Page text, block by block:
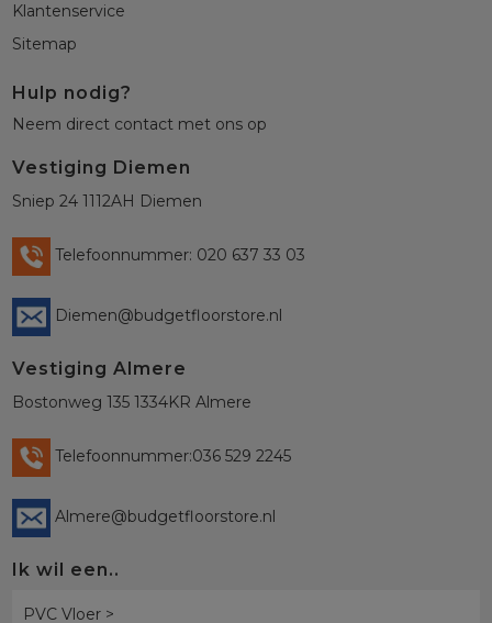
Klantenservice
Sitemap
Hulp nodig?
Neem direct contact met ons op
Vestiging Diemen
Sniep 24 1112AH Diemen
Telefoonnummer: 020 637 33 03
Diemen@budgetfloorstore.nl
Vestiging Almere
Bostonweg 135 1334KR Almere
Telefoonnummer:036 529 2245
Almere@budgetfloorstore.nl
Ik wil een..
PVC Vloer >